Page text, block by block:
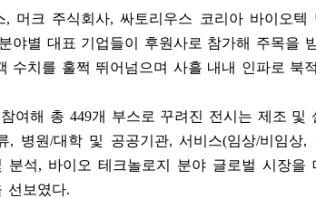
, 머크 주식회사,싸토리우스 코리아 바이오텍
야별 대표 기업들이 후원사로 참가해 주목을
수치를 훌쩍 뛰어넘으며 사흘 내내 인파로 북
여해 총 449개 부스로 꾸려진 전시는 제조 및
, 병원/대학 및 공공기관,서비스(임상/비임상,
분석, 바이오 테크놀로지 분야 글로벌 시장을
선보였다.